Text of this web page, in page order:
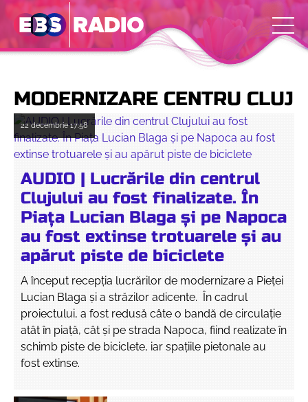
MODERNIZARE CENTRU CLUJ
22 decembrie17:58
AUDIO | Lucrările din centrul
Clujului au fost finalizate. În
Piața Lucian Blaga și pe Napoca
au fost extinse trotuarele și au
apărut piste de biciclete
A început recepția lucrărilor de modernizare a Pieței
Lucian Blaga și a străzilor adicente. În cadrul
proiectului, a fost redusă câte o bandă de circulație
atât în piață, cât și pe strada Napoca, fiind realizate în
schimb piste de biciclete, iar spațiile pietonale au
fost extinse.